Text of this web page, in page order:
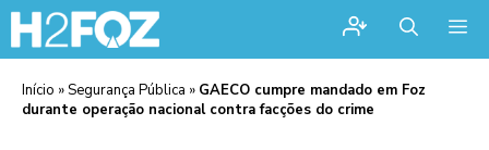
Início »Segurança Pública » GAECO cumpre mandado em Foz
durante operação nacional contra facções do crime